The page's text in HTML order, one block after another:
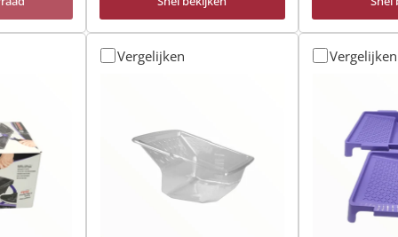
Vergelijken Vergelijken